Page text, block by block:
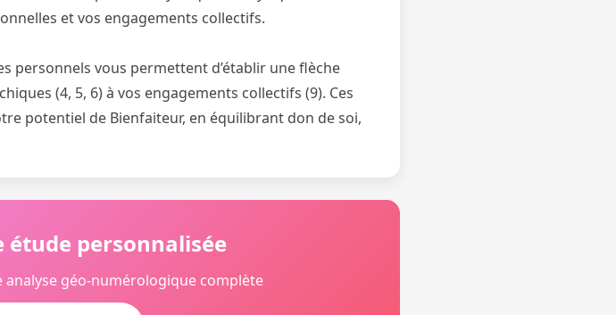
et vos engagements collectifs.
personnels vous permettent d’établir une flèche
(4, 5, 6) à vos engagements collectifs (9). Ces
potentiel de Bienfaiteur, en équilibrant don de soi,
étude personnalisée
géo-numérologique complète